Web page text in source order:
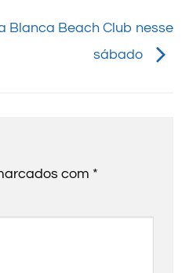
Blanca Beach Club nesse
sábado
com *